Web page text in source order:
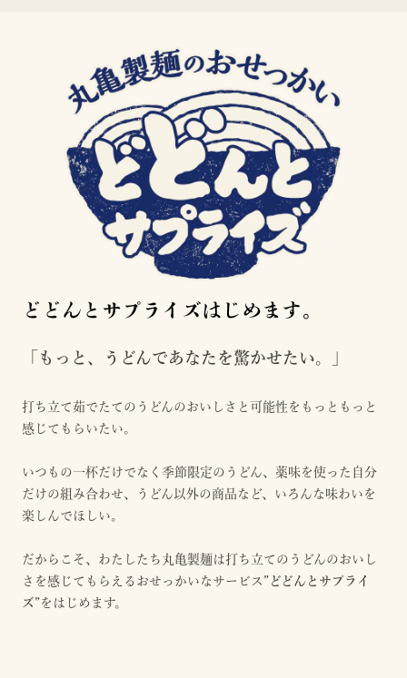
どどんとサプライズはじめます。
「もっと、うどんであなたを驚かせたい。」
打ち立て茹でたてのうどんのおいしさと可能性をもっともっと
感じてもらいたい。
いつもの一杯だけでなく季節限定のうどん、薬味を使った自分
だけの組み合わせ、うどん以外の商品など、いろんな味わいを
楽しんでほしい。
だからこそ、わたしたち丸亀製麺は打ち立てのうどんのおいし
さを感じてもらえるおせっかいなサービス ”どどんとサプライ
ズ”をはじめます。